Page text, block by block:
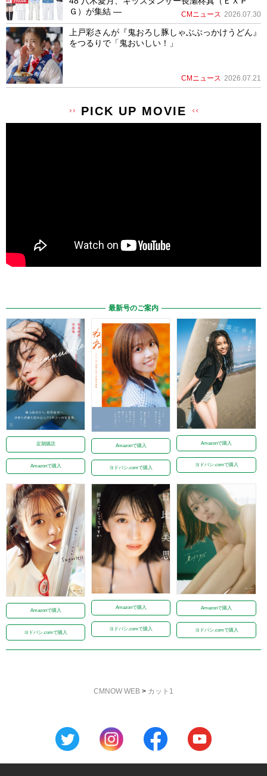
Ｇ）が集結 ―
CMニュース 2026.07.30
上戸彩さんが『鬼おろし豚しゃぶぶっかけうどん』
をつるりで「鬼おいしい！」
CMニュース 2026.07.21
PICK UP MOVIE
最新号のご案内
定期購読
Amazonで購入
Amazonで購入
ヨドバシ.comで購入
Amazonで購入
ヨドバシ.comで購入
Amazonで購入
ヨドバシ.comで購入
Amazonで購入
ヨドバシ.comで購入
Amazonで購入
ヨドバシ.comで購入
CMNOW WEB > カット1